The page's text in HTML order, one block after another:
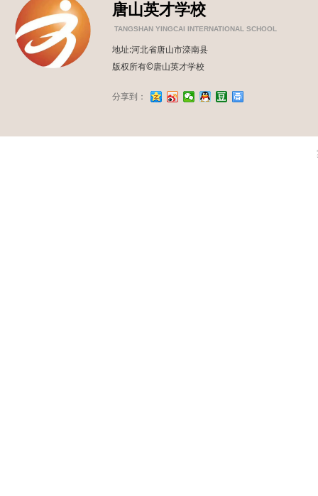
唐山英才学校
TANGSHAN YINGCAI INTERNATIONAL SCHOOL
地址:河北省唐山市滦南县
版权所有©唐山英才学校
分享到：